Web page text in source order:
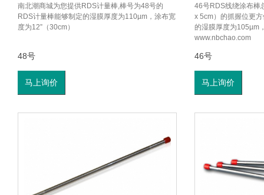
南北潮商城为您提供RDS计量棒,棒号为48号的
RDS计量棒能够制定的湿膜厚度为110µm，涂布宽
度为12”（30cm）
48号
马上询价
46号RDS线绕涂布棒
x 5cm）的抓握位更
的湿膜厚度为105µm
www.nbchao.com
46号
马上询价